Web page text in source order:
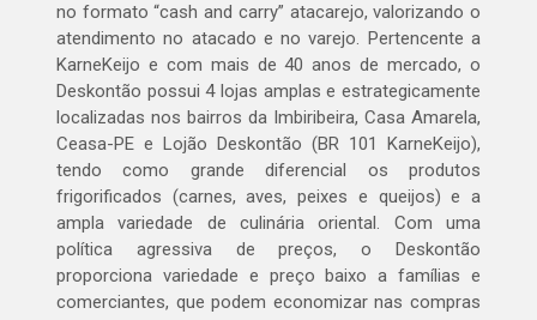
no formato “cash and carry” atacarejo, valorizando o
atendimento no atacado e no varejo. Pertencente a
KarneKeijo e com mais de 40 anos de mercado, o
Deskontão possui 4 lojas amplas e estrategicamente
localizadas nos bairros da Imbiribeira, Casa Amarela,
Ceasa-PE e Lojão Deskontão (BR 101 KarneKeijo),
tendo como grande diferencial os produtos
frigorificados (carnes, aves, peixes e queijos) e a
ampla variedade de culinária oriental. Com uma
política agressiva de preços, o Deskontão
proporciona variedade e preço baixo a famílias e
comerciantes, que podem economizar nas compras